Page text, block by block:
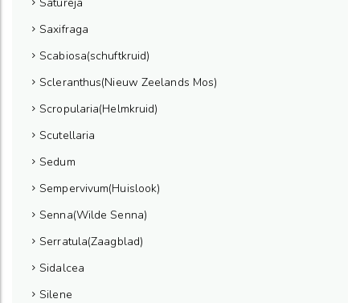
Saxifraga
Scabiosa(schuftkruid)
Scleranthus(Nieuw Zeelands Mos)
Scropularia(Helmkruid)
Scutellaria
Sedum
Sempervivum(Huislook)
Senna(Wilde Senna)
Serratula(Zaagblad)
Sidalcea
Silene